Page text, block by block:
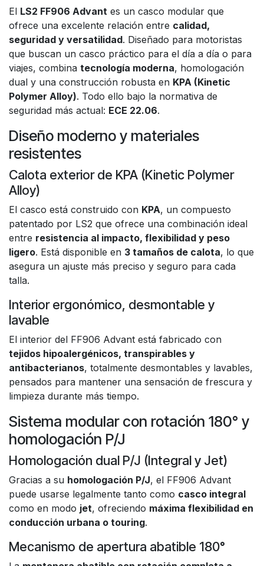
El LS2 FF906 Advant es un casco modular que
ofrece una excelente relación entre calidad,
seguridad y versatilidad. Diseñado para motoristas
que buscan un casco práctico para el día a día o para
viajes, combina tecnología moderna, homologación
dual y una construcción robusta en KPA (Kinetic
Polymer Alloy). Todo ello bajo la normativa de
seguridad más actual: ECE 22.06.
Diseño moderno y materiales
resistentes
Calota exterior de KPA (Kinetic Polymer
Alloy)
El casco está construido con KPA, un compuesto
patentado por LS2 que ofrece una combinación ideal
entre resistencia al impacto, flexibilidad y peso
ligero. Está disponible en 3 tamaños de calota, lo que
asegura un ajuste más preciso y seguro para cada
talla.
Interior ergonómico, desmontable y
lavable
El interior del FF906 Advant está fabricado con
tejidos hipoalergénicos, transpirables y
antibacterianos, totalmente desmontables y lavables,
pensados para mantener una sensación de frescura y
limpieza durante más tiempo.
Sistema modular con rotación 180° y
homologación P/J
Homologación dual P/J (Integral y Jet)
Gracias a su homologación P/J, el FF906 Advant
puede usarse legalmente tanto como casco integral
como en modo jet, ofreciendo máxima flexibilidad en
conducción urbana o touring.
Mecanismo de apertura abatible 180°